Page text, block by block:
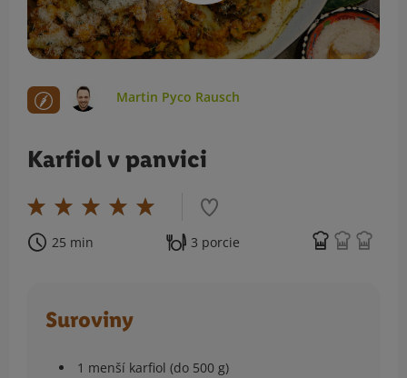
Martin Pyco Rausch
Karfiol v panvici
25 min 3 porcie
Suroviny
1 menší karfiol (do 500 g)